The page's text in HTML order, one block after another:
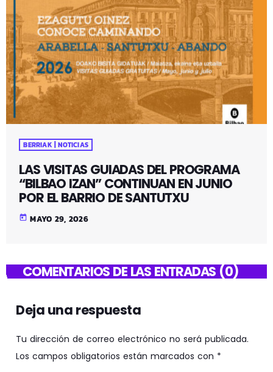
BERRIAK | NOTICIAS
LAS VISITAS GUIADAS DEL PROGRAMA
“BILBAO IZAN” CONTINUAN EN JUNIO
POR EL BARRIO DE SANTUTXU
today MAYO 29, 2026
COMENTARIOS DE LAS ENTRADAS (0)
Deja una respuesta
Tu dirección de correo electrónico no será publicada.
Los campos obligatorios están marcados con *